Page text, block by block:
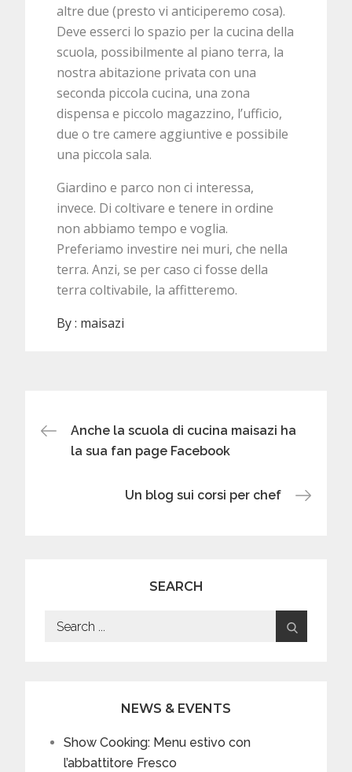
altre due (presto vi anticiperemo cosa).
Deve esserci lo spazio per la cucina della
scuola, possibilmente al piano terra, la
nostra abitazione privata con una
seconda piccola cucina, una zona
dispensa e piccolo magazzino, l’ufficio,
due o tre camere aggiuntive e possibile
una piccola sala.
Giardino e parco non ci interessa,
invece. Di coltivare e tenere in ordine
non abbiamo tempo e voglia.
Preferiamo investire nei muri, che nella
terra. Anzi, se per caso ci fosse della
terra coltivabile, la affitteremo.
By : maisazi
Post
navigation
Anche la scuola di cucina maisazi ha
la sua fan page Facebook
Un blog sui corsi per chef
SEARCH
Search
NEWS & EVENTS
Show Cooking: Menu estivo con
l’abbattitore Fresco